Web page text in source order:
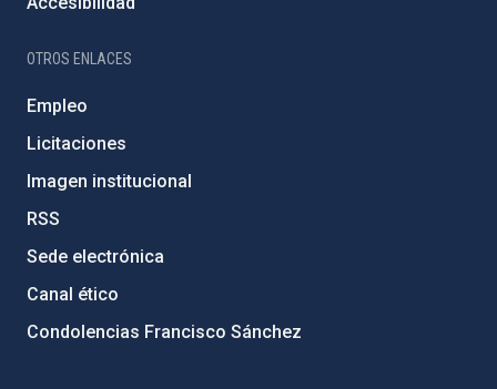
OTROS ENLACES
Empleo
Licitaciones
Imagen institucional
RSS
Sede electrónica
Canal ético
Condolencias Francisco Sánchez